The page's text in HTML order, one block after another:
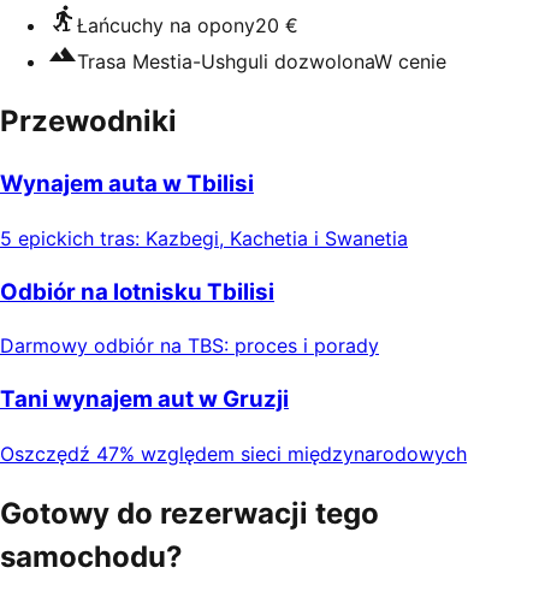
Łańcuchy na opony20 €
Trasa Mestia-Ushguli dozwolonaW cenie
Przewodniki
Wynajem auta w Tbilisi
5 epickich tras: Kazbegi, Kachetia i Swanetia
Odbiór na lotnisku Tbilisi
Darmowy odbiór na TBS: proces i porady
Tani wynajem aut w Gruzji
Oszczędź 47% względem sieci międzynarodowych
Gotowy do rezerwacji tego
samochodu?